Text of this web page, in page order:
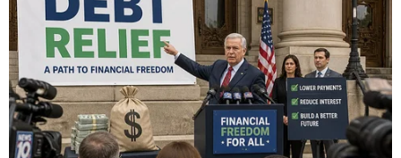
#Huy chương Vàng #Đội tuyển #Vô địch
Theo dõi VietnamPlus